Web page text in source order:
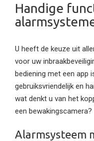
Handige
U heeft de keuze uit
voor uw
bediening met een app
gebruiksvriendelijk en
wat denkt u van het
een
Alarmsysteem